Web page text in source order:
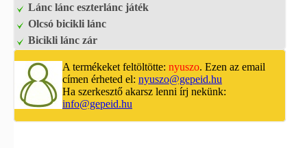
Lánc lánc eszterlánc játék
Olcsó bicikli lánc
Bicikli lánc zár
A termékeket feltöltötte: nyuszo. Ezen az email
címen érheted el: nyuszo@gepeid.hu
Ha szerkesztő akarsz lenni írj nekünk:
info@gepeid.hu